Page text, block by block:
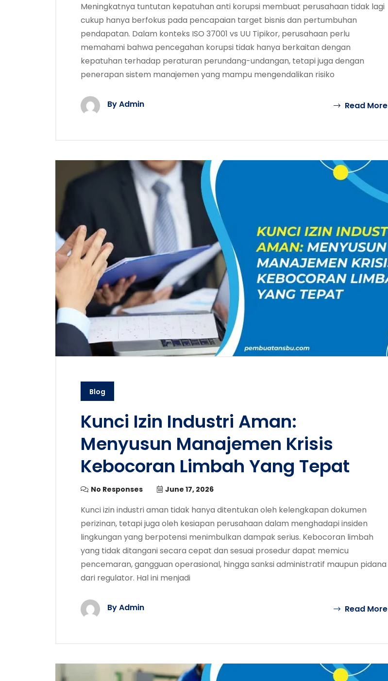
Meningkatnya tuntutan kepatuhan anti korupsi membuat perusahaan tidak lagi
cukup hanya berfokus pada pencapaian target bisnis dan pertumbuhan
pendapatan. Dalam konteks ISO 37001 vs UU Tipikor, perusahaan perlu
memahami bahwa pencegahan korupsi tidak hanya berkaitan dengan
kepatuhan terhadap peraturan perundang-undangan, tetapi juga dengan
penerapan sistem manajemen yang mampu mengendalikan risiko
By Admin Read More
Blog
Kunci Izin Industri Aman:
Menyusun Manajemen Krisis
Kebocoran Limbah Yang Tepat
No Responses June 17, 2026
Kunci izin industri aman tidak hanya ditentukan oleh kelengkapan dokumen
perizinan, tetapi juga oleh kesiapan perusahaan dalam menghadapi insiden
lingkungan yang berpotensi menimbulkan dampak serius. Kebocoran limbah
yang tidak ditangani secara cepat dan sesuai prosedur dapat memicu
pencemaran, gangguan operasional, hingga sanksi administratif maupun pidana
dari regulator. Hal ini menjadi
By Admin Read More